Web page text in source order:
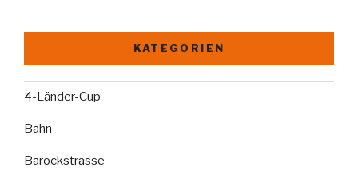
KATEGORIEN
4-Länder-Cup
Bahn
Barockstrasse